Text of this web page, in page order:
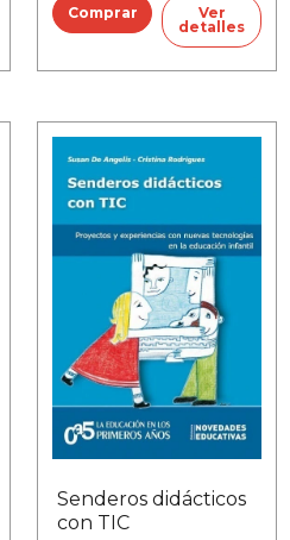
Ver
detalles
Senderos didácticos
con TIC